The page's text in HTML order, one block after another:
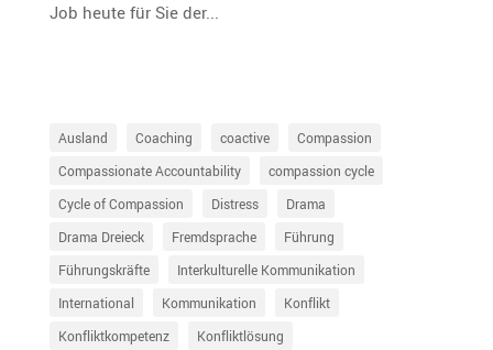
Job heute für Sie der...
Ausland Coaching coactive
Compassion
Compassionate Accountability
compassion cycle
Cycle of Compassion
Distress
Drama
Drama Dreieck
Fremdsprache
Führung
Führungskräfte
Interkulturelle Kommunikation
International
Kommunikation
Konflikt
Konfliktkompetenz
Konfliktlösung